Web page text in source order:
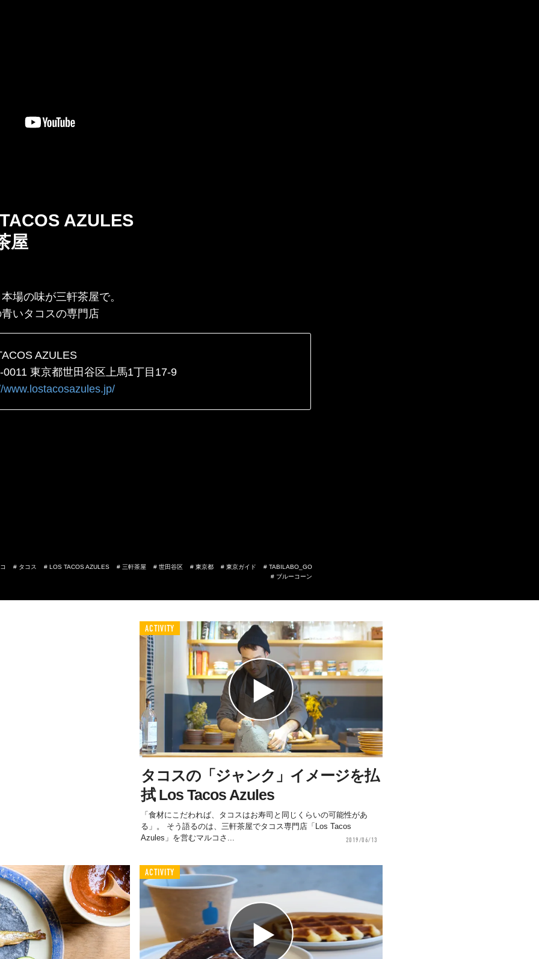
AZULES
屋
場の味が三軒茶屋で。
いタコスの専門店
AZULES
0011 東京都世田谷区上馬1丁目17-9
www.lostacosazules.jp/
# TABILABO_GO
# 東京ガイド
# 東京都
# 世田谷区
# 三軒茶屋
# LOS TACOS AZULES
# タコス
# ブルーコーン
ACTIVITY
タコスの「ジャンク」イメージを払
拭 Los Tacos Azules
「食材にこだわれば、タコスはお寿司と同じくらいの可能性があ
る」。 そう語るのは、三軒茶屋でタコス専門店「Los Tacos
Azules」を営むマルコさ...
2019/06/13
ACTIVITY